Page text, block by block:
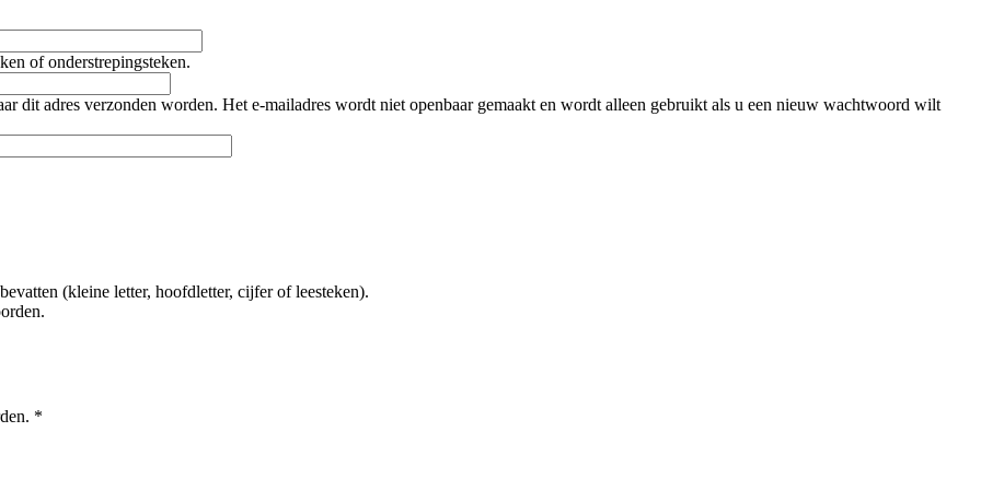
of onderstrepingsteken.
dit adres verzonden worden. Het e-mailadres wordt niet openbaar gemaakt en wordt alleen gebruikt als u een nieuw wachtwoord wilt
(kleine letter, hoofdletter, cijfer of leesteken).
*